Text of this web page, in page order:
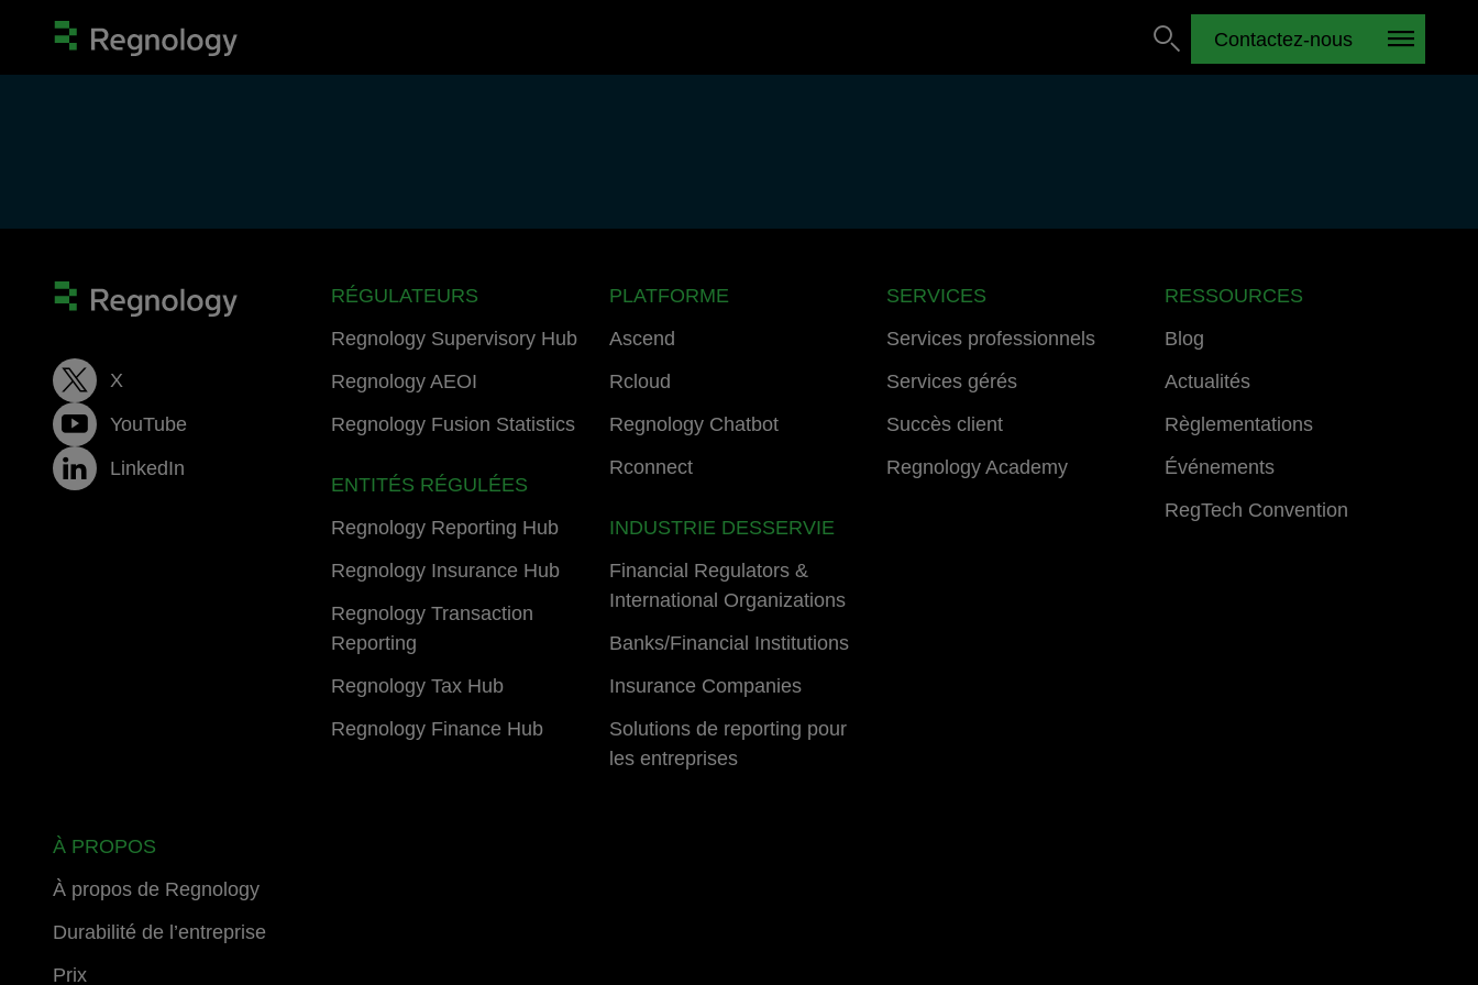
Contactez-nous
X
YouTube
LinkedIn
RÉGULATEURS
Regnology Supervisory Hub
Regnology AEOI
Regnology Fusion Statistics
ENTITÉS RÉGULÉES
Regnology Reporting Hub
Regnology Insurance Hub
Regnology Transaction
Reporting
Regnology Tax Hub
Regnology Finance Hub
PLATFORME
Ascend
Rcloud
Regnology Chatbot
Rconnect
INDUSTRIE DESSERVIE
Financial Regulators &
International Organizations
Banks/Financial Institutions
Insurance Companies
Solutions de reporting pour
les entreprises
SERVICES
Services professionnels
Services gérés
Succès client
Regnology Academy
RESSOURCES
Blog
Actualités
Règlementations
Événements
RegTech Convention
À PROPOS
À propos de Regnology
Durabilité de l’entreprise
Prix